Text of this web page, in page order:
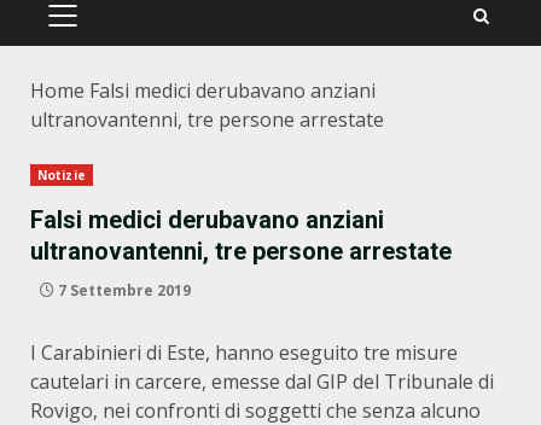
PRIMÄRES
Home Falsi medici derubavano anziani
ultranovantenni, tre persone arrestate
Notizie
Falsi medici derubavano anziani
ultranovantenni, tre persone arrestate
7 Settembre 2019
I Carabinieri di Este, hanno eseguito tre misure
cautelari in carcere, emesse dal GIP del Tribunale di
Rovigo, nei confronti di soggetti che senza alcuno